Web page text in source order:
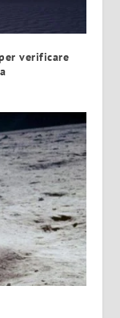
verificare